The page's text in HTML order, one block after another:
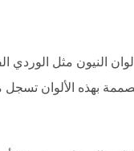
ألوان النيون مثل